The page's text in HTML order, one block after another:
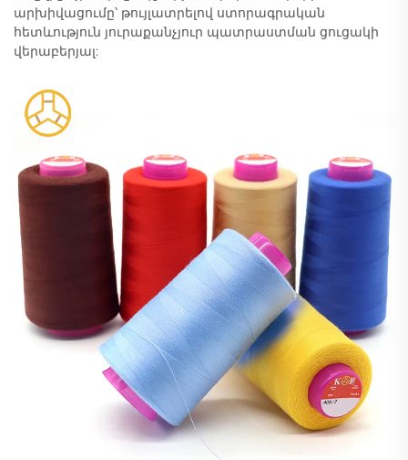
արխիվացումը՝ թույլատրելով ստորագրական
հետևություն յուրաքանչյուր պատրաստման ցուցակի
վերաբերյալ: